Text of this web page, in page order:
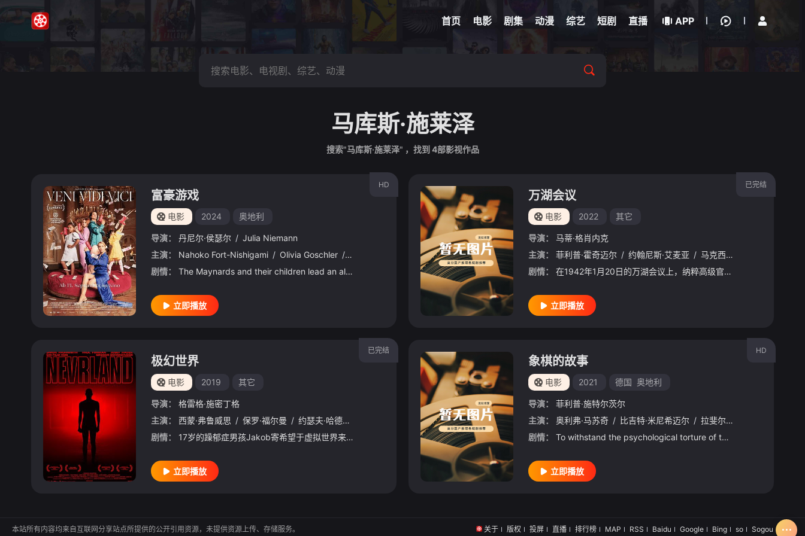
首页 电影 剧集 动漫 综艺 短剧 直播 APP
马库斯·施莱泽
搜索"马库斯·施莱泽" ，找到 4部影视作品
HD
富豪游戏
电影 2024 奥地利
导演： 丹尼尔·侯瑟尔 / Julia Niemann
主演：
Nahoko Fort-Nishigami / Olivia Goschler / 尤拉西纳·拉尔迪 Johanna Orsini-Rosenberg / 劳伦斯·鲁波 / 马库斯·施莱泽 / Alexander Stecher
剧情：
The Maynards and their children lead an almost perfect billionaire family life. Amon is a passionate
立即播放
已完结
万湖会议
电影 2022 其它
导演：
马蒂·格肖内克
主演：
菲利普·霍奇迈尔 / 约翰尼斯·艾麦亚 / 马克西米连·布鲁克纳
剧情：
在1942年1月20日的万湖会议上，纳粹高级官员开会决定如何最好地实施对欧洲犹太人的种族灭绝。
立即播放
已完结
极幻世界
电影 2019 其它
导演：
格雷格·施密丁格
主演：
西蒙·弗鲁威思 / 保罗·福尔曼 / 约瑟夫·哈德 / / 安东·诺里 / 马库斯·施莱泽 / 卡尔·阿克利特纳 /
米伦娜·尼科利克
剧情：
17岁的躁郁症男孩Jakob寄希望于虚拟世界来逃离现实生活。百无聊赖的一晚，在网络聊天室，他遇到了26岁的Kristjan…
立即播放
HD
象棋的故事
电影 2021 德国 奥地利
导演：
菲利普·施特尔茨尔
主演：
奥利弗·马苏奇 / 比吉特·米尼希迈尔 / 拉斐尔·斯塔霍维亚克
剧情：
To withstand the psychological torture of the Gestapo, a lawyer imprisoned by the Nazis rescues hims
立即播放
关于 版权 投屏 直播 排行榜 MAP RSS Baidu Google Bing so Sogou SM
本站所有内容均来自互联网分享站点所提供的公开引用资源，未提供资源上传、存储服务。